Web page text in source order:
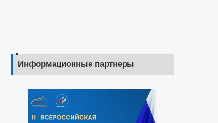
Информационные партнеры